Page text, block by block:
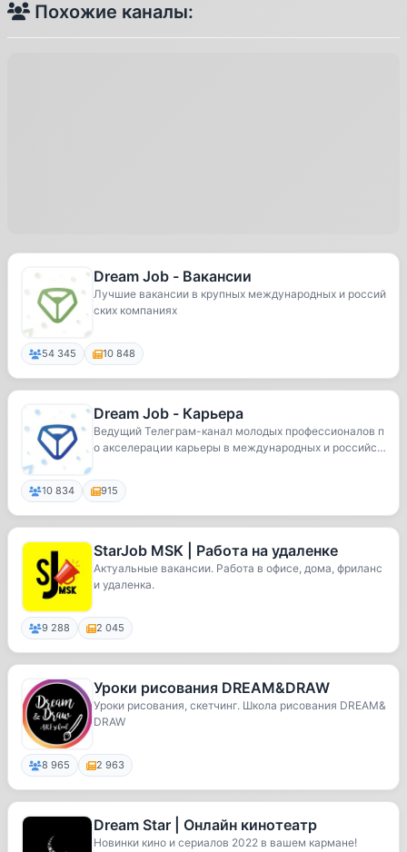
Похожие каналы:
Dream Job - Вакансии
Лучшие вакансии в крупных международных и россий
ских компаниях
54 345 10 848
Dream Job - Карьера
Ведущий Телеграм-канал молодых профессионалов п
о акселерации карьеры в международных и российск
10 834 915
StarJob MSK | Работа на удаленке
Актуальные вакансии. Работа в офисе, дома, фриланс
и удаленка.
9 288 2 045
Уроки рисования DREAM&DRAW
Уроки рисования, скетчинг. Школа рисования DREAM&
DRAW
8 965 2 963
Dream Star | Онлайн кинотеатр
Новинки кино и сериалов 2022 в вашем кармане!